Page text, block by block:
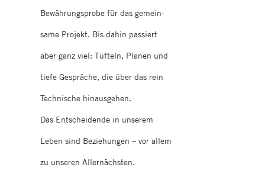
Bewährungsprobe für das gemein-
same Projekt. Bis dahin passiert
aber ganz viel: Tüfteln, Planen und
tiefe Gespräche, die über das rein
Technische hinausgehen.
Das Entscheidende in unserem
Leben sind Beziehungen – vor allem
zu unseren Allernächsten.